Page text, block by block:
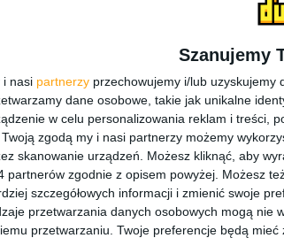
Szanujemy
i nasi partnerzy przechowujemy i/lub uzyskujemy
dane osobowe, takie jak unikalne
w celu personalizowania reklam i treści,
zgodą my i nasi partnerzy możemy
skanowanie urządzeń. Możesz kliknąć, aby
partnerów zgodnie z opisem powyżej. Możesz
szczegółowych informacji i zmienić swoje
przetwarzania danych osobowych mogą nie
przetwarzaniu. Twoje preferencje będą
dostępny jest w postaci aplikacji na
je zainstalować na tablecie bądź
dlatego znajdują się tam
dziecka sposób. Treści
ograniczyć dostęp, jeżeli stwierdzi,
powody. Wewnątrz aplikacji
na własnym urządzeniu.